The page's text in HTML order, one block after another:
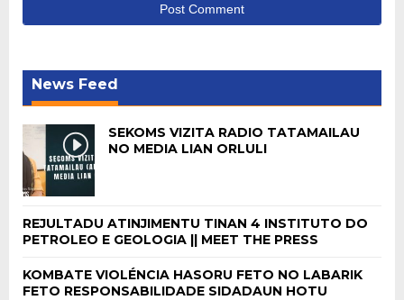
News Feed
SEKOMS VIZITA RADIO TATAMAILAU
NO MEDIA LIAN ORLULI
REJULTADU ATINJIMENTU TINAN 4 INSTITUTO DO
PETROLEO E GEOLOGIA || MEET THE PRESS
KOMBATE VIOLÉNCIA HASORU FETO NO LABARIK
FETO RESPONSABILIDADE SIDADAUN HOTU